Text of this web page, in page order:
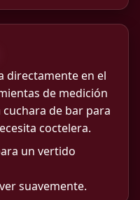
directamente en el
de medición
de bar para
coctelera.
un vertido
suavemente.